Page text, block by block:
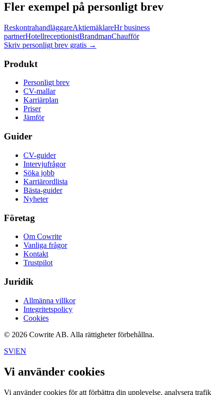
Fler exempel på personligt brev
ReskontrahandläggareAktiemäklareHr business
partnerHotellreceptionistBrandmanChaufför
Skriv personligt brev gratis →
Produkt
Personligt brev
CV-mallar
Karriärplan
Priser
Jämför
Guider
CV-guider
Intervjufrågor
Söka jobb
Karriärordlista
Bästa-guider
Nyheter
Företag
Om Cowrite
Vanliga frågor
Kontakt
Trustpilot
Juridik
Allmänna villkor
Integritetspolicy
Cookies
© 2026 Cowrite AB. Alla rättigheter förbehållna.
SV|EN
Vi använder cookies
Vi använder cookies för att förbättra din upplevelse, analysera trafik